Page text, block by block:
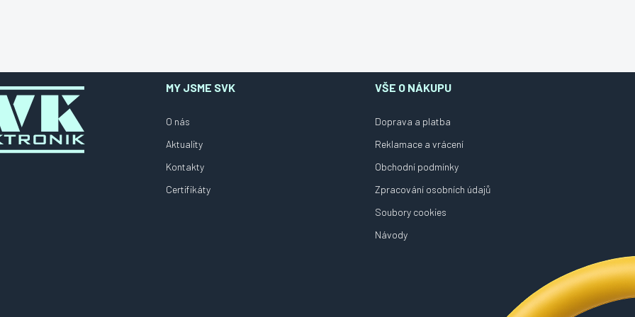
MY JSME SVK
O nás
Aktuality
Kontakty
Certifikáty
VŠE O NÁKUPU
Doprava a platba
Reklamace a vrácení
Obchodní podmínky
Zpracování osobních údajů
Soubory cookies
Návody